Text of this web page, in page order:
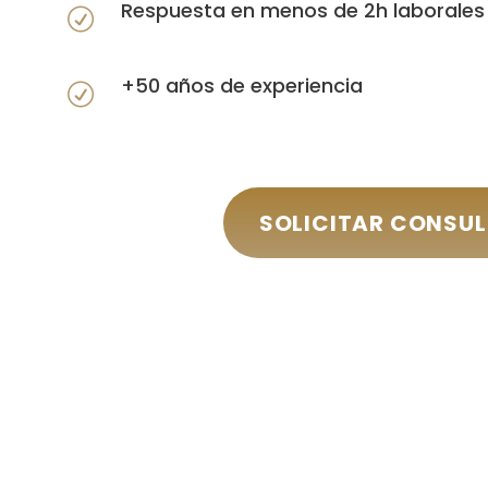
Respuesta en menos de 2h laborales
+50 años de experiencia
SOLICITAR